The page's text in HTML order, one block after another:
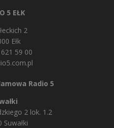
5 EŁK
2
Ełk
59 00
Radio 5
2 lok. 1.2
Suwałki